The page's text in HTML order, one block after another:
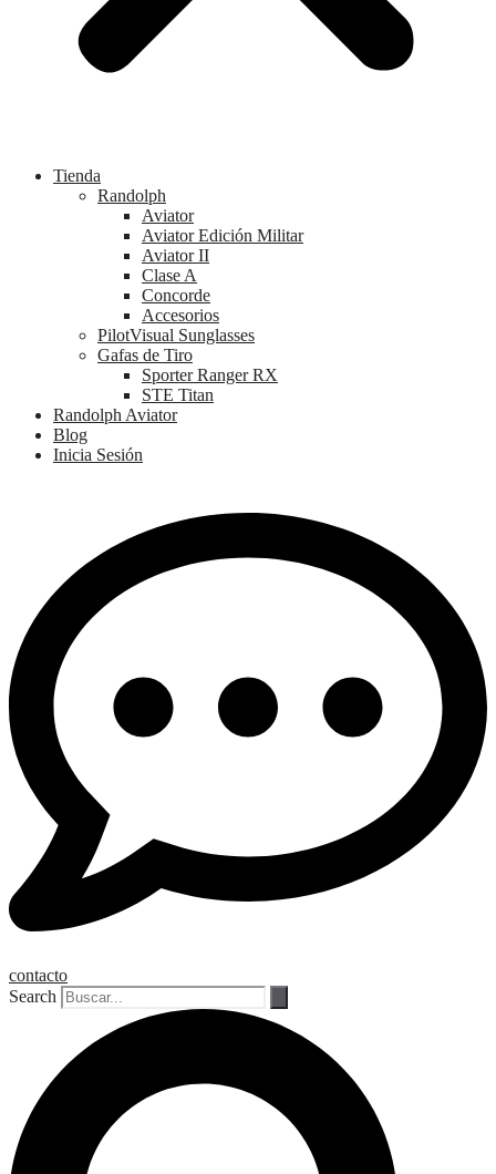
Tienda
Randolph
Aviator
Aviator Edición Militar
Aviator II
Clase A
Concorde
Accesorios
PilotVisual Sunglasses
Gafas de Tiro
Sporter Ranger RX
STE Titan
Randolph Aviator
Blog
Inicia Sesión
contacto
Search